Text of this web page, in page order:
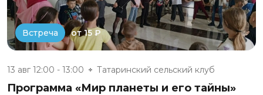
Встреча от 15 ₽
13 авг 12:00 - 13:00 Татаринский сельский клуб
Программа «Мир планеты и его тайны»